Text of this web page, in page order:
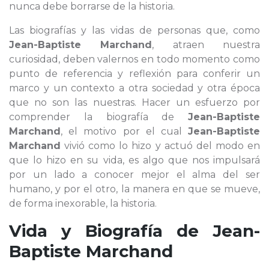
nunca debe borrarse de la historia.
Las biografías y las vidas de personas que, como
Jean-Baptiste Marchand, atraen nuestra
curiosidad, deben valernos en todo momento como
punto de referencia y reflexión para conferir un
marco y un contexto a otra sociedad y otra época
que no son las nuestras. Hacer un esfuerzo por
comprender la biografía de Jean-Baptiste
Marchand, el motivo por el cual Jean-Baptiste
Marchand vivió como lo hizo y actuó del modo en
que lo hizo en su vida, es algo que nos impulsará
por un lado a conocer mejor el alma del ser
humano, y por el otro, la manera en que se mueve,
de forma inexorable, la historia.
Vida y Biografía de Jean-
Baptiste Marchand